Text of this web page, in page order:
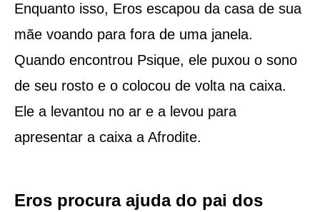
Enquanto isso, Eros escapou da casa de sua
mãe voando para fora de uma janela.
Quando encontrou Psique, ele puxou o sono
de seu rosto e o colocou de volta na caixa.
Ele a levantou no ar e a levou para
apresentar a caixa a Afrodite.
Eros procura ajuda do pai dos